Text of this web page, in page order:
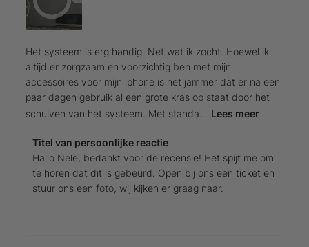
Het systeem is erg handig. Net wat ik zocht. Hoewel ik
altijd er zorgzaam en voorzichtig ben met mijn
accessoires voor mijn iphone is het jammer dat er na een
paar dagen gebruik al een grote kras op staat door het
schuiven van het systeem. Met standa...
Lees meer
Reactie
van
winkeleigenaar
op
Titel van persoonlijke reactie
Hallo Nele, bedankt voor de recensie! Het spijt me om
te horen dat dit is gebeurd. Open bij ons een ticket en
stuur ons een foto, wij kijken er graag naar.